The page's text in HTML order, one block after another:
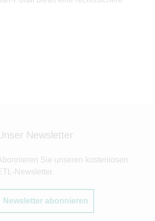
Newsletter
Sie unseren kostenlosen
Newsletter.
Newsletter abonnieren